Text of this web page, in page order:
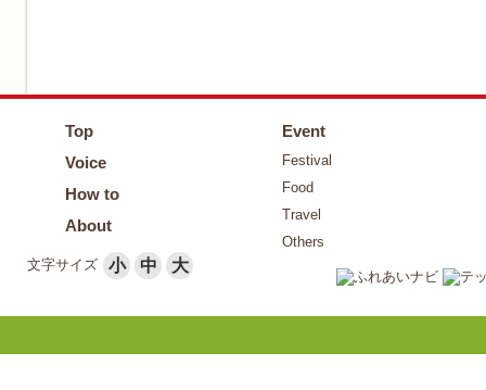
Top
Voice
How to
About
Event
Festival
Food
Travel
Others
文字サイズ
小 中 大